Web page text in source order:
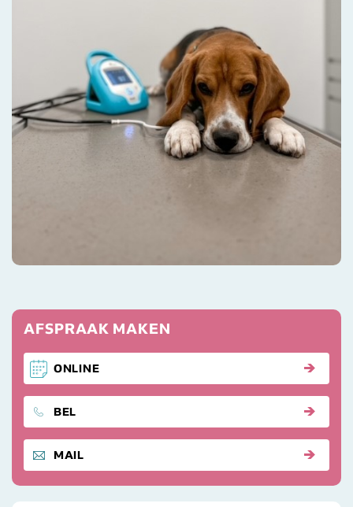
AFSPRAAK MAKEN
ONLINE
BEL
STUUR ONS EEN
MAIL